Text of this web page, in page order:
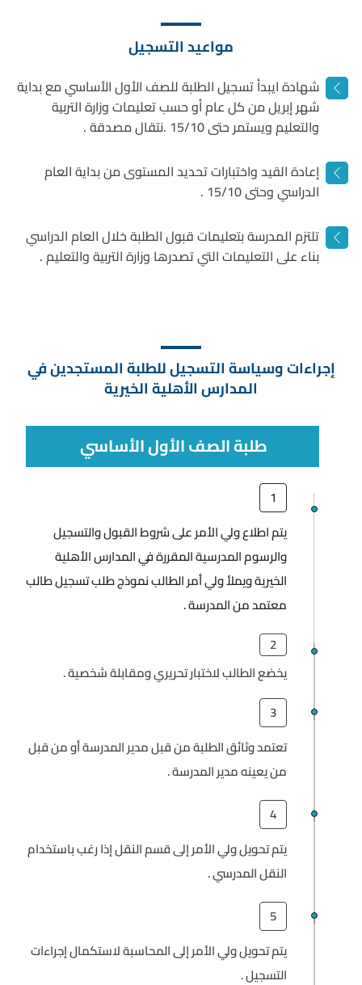
مواعيد التسجيل
شهادة ايبدأ تسجيل الطلبة للصف الأول الأساسي مع بداية
شهر إبريل من كل عام أو حسب تعليمات وزارة التربية
والتعليم ويستمر حتى 15/10 .نتقال مصدقة .
إعادة القيد واختبارات تحديد المستوى من بداية العام
الدراسي وحتى 15/10 .
تلتزم المدرسة بتعليمات قبول الطلبة خلال العام الدراسي
بناء على التعليمات التي تصدرها وزارة التربية والتعليم .
إجراءات وسياسة التسجيل للطلبة المستجدين في
المدارس الأهلية الخيرية
طلبة الصف الأول الأساسي
1
يتم اطلاع ولي الأمر على شروط القبول والتسجيل
والرسوم المدرسية المقررة في المدارس الأهلية
الخيرية ويملأ ولي أمر الطالب نموذج طلب تسجيل طالب
معتمد من المدرسة .
2
يخضع الطالب لاختبار تحريري ومقابلة شخصية .
3
تعتمد وثائق الطلبة من قبل مدير المدرسة أو من قبل
من يعينه مدير المدرسة .
4
يتم تحويل ولي الأمر إلى قسم النقل إذا رغب باستخدام
النقل المدرسي .
5
يتم تحويل ولي الأمر إلى المحاسبة لاستكمال إجراءات
التسجيل .